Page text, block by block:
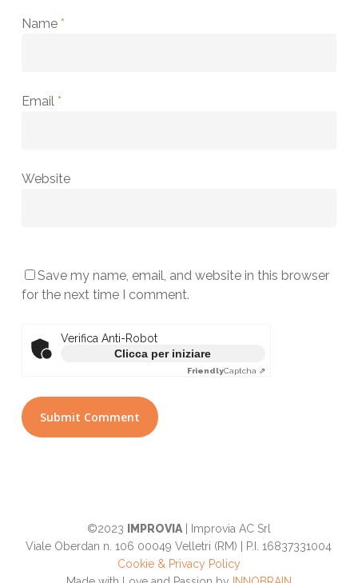
Name *
Email *
Website
Save my name, email, and website in this browser
for the next time I comment.
Verifica Anti-Robot
Clicca per iniziare
FriendlyCaptcha ⇗
©2023 IMPROVIA| Improvia AC Srl
Viale Oberdan n. 106 00049 Velletri (RM) | P.I. 16837331004
Cookie & Privacy Policy